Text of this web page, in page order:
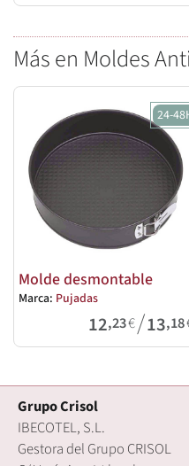
Más en Moldes
24-
Molde desmontable
Marca: Pujadas
12,23€/13,18
Grupo Crisol
IBECOTEL, S.L.
Gestora del Grupo CRISOL